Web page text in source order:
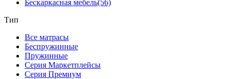
Бескаркасная мебель(56)
Тип
Все матрасы
Беспружинные
Пружинные
Серия Маркетплейсы
Серия Премиум